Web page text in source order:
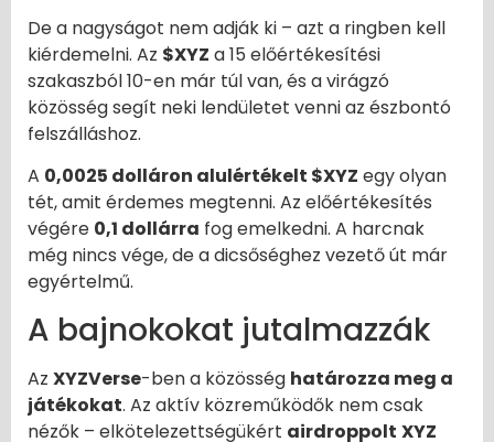
De a nagyságot nem adják ki – azt a ringben kell
kiérdemelni. Az $XYZ a 15 előértékesítési
szakaszból 10-en már túl van, és a virágzó
közösség segít neki lendületet venni az észbontó
felszálláshoz.
A 0,0025 dolláron alulértékelt $XYZ egy olyan
tét, amit érdemes megtenni. Az előértékesítés
végére 0,1 dollárra fog emelkedni. A harcnak
még nincs vége, de a dicsőséghez vezető út már
egyértelmű.
A bajnokokat jutalmazzák
Az XYZVerse-ben a közösség határozza meg a
játékokat. Az aktív közreműködők nem csak
nézők – elkötelezettségükért airdroppolt XYZ